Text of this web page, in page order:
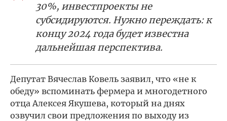
30%, инвестпроекты не
субсидируются. Нужно переждать: к
концу 2024 года будет известна
дальнейшая перспектива.
Депутат Вячеслав Ковель заявил, что «не к
обеду» вспоминать фермера и многодетного
отца Алексея Якушева, который на днях
озвучил свои предложения по выходу из